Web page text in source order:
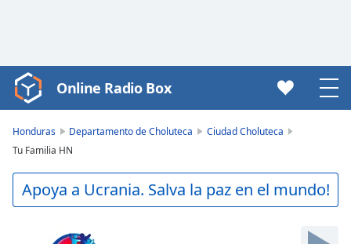
Video
Player
loading.
Video
Play
Online Radio Box
Honduras Departamento de Choluteca
Ciudad Choluteca
Tu Familia HN
Apoya a Ucrania. Salva la paz en el mundo!